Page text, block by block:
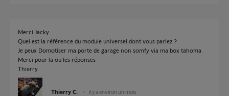
Merci Jacky
Quel est la référence du module universel dont vous parlez ?
Je peux Domotiser ma porte de garage non somfy via ma box tahoma
Merci pour la ou les réponses
Thierry
Thierry C. il y a environ un mois